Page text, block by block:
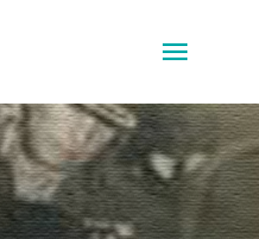
Toggle
&
navigation